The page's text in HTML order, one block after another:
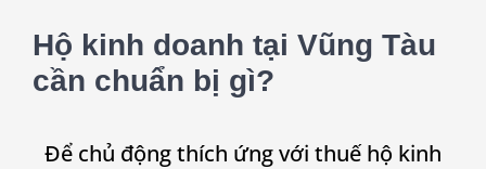
Hộ kinh doanh tại Vũng Tàu
cần chuẩn bị gì?
Để chủ động thích ứng với thuế hộ kinh